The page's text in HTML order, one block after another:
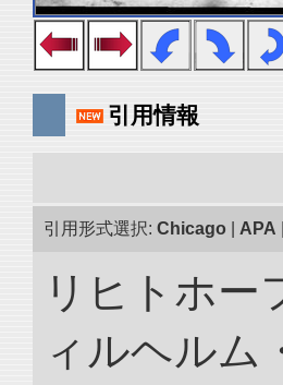
引用情報
引用形式選択: Chicago APA
リヒトホー
ィルヘルム